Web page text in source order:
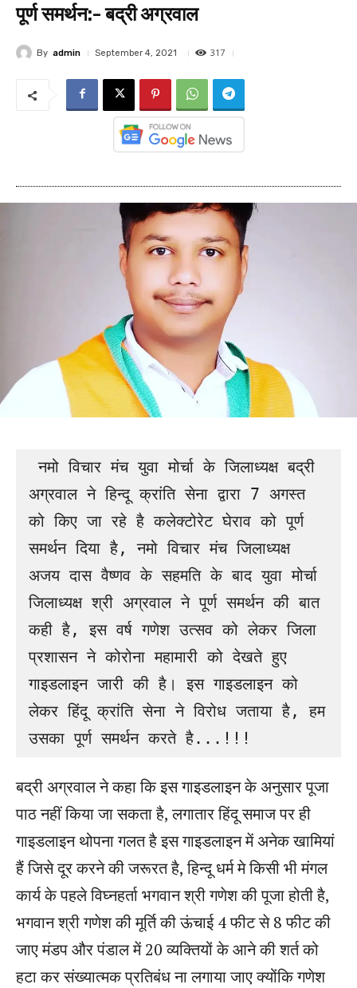
पूर्ण समर्थन:- बद्री अग्रवाल
By admin September 4, 2021 317
नमो विचार मंच युवा मोर्चा के जिलाध्यक्ष बद्री
अग्रवाल ने हिन्दू क्रांति सेना द्वारा 7 अगस्त
को किए जा रहे है कलेक्टोरेट घेराव को पूर्ण
समर्थन दिया है, नमो विचार मंच जिलाध्यक्ष
अजय दास वैष्णव के सहमति के बाद युवा मोर्चा
जिलाध्यक्ष श्री अग्रवाल ने पूर्ण समर्थन की बात
कही है, इस वर्ष गणेश उत्सव को लेकर जिला
प्रशासन ने कोरोना महामारी को देखते हुए
गाइडलाइन जारी की है। इस गाइडलाइन को
लेकर हिंदू क्रांति सेना ने विरोध जताया है, हम
उसका पूर्ण समर्थन करते है...!!!
बद्री अग्रवाल ने कहा कि इस गाइडलाइन के अनुसार पूजा
पाठ नहीं किया जा सकता है, लगातार हिंदू समाज पर ही
गाइडलाइन थोपना गलत है इस गाइडलाइन में अनेक खामियां
हैं जिसे दूर करने की जरूरत है, हिन्दू धर्म मे किसी भी मंगल
कार्य के पहले विघ्नहर्ता भगवान श्री गणेश की पूजा होती है,
भगवान श्री गणेश की मूर्ति की ऊंचाई 4 फीट से 8 फीट की
जाए मंडप और पंडाल में 20 व्यक्तियों के आने की शर्त को
हटा कर संख्यात्मक प्रतिबंध ना लगाया जाए क्योंकि गणेश